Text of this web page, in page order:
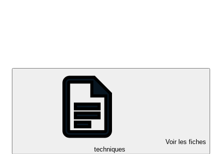
Voir les fiches
techniques